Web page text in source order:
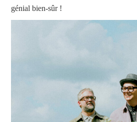
génial bien-sûr !